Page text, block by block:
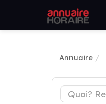
Annuaire